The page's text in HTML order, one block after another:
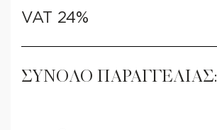
VAT 24%
ΣΥΝΟΛΟ ΠΑΡΑΓΓΕΛΙΑΣ: